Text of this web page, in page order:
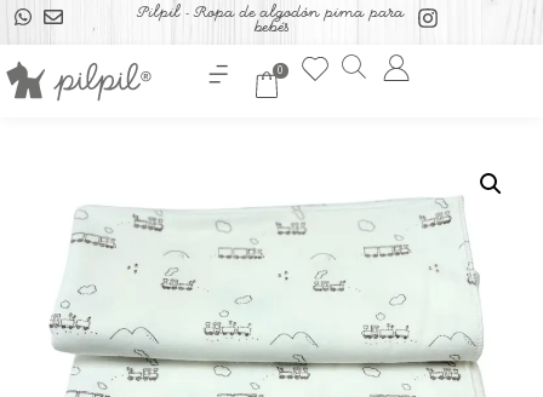
Pilpil - Ropa de algodón pima para
bebés
0